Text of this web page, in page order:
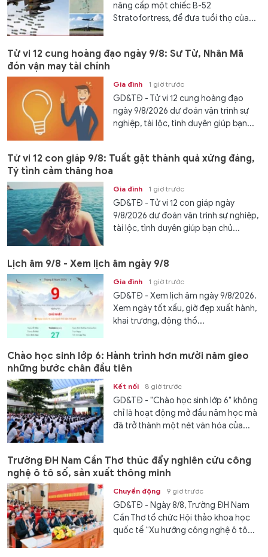
nâng cấp một chiếc B-52
Stratofortress, để đưa tuổi thọ của...
Tử vi 12 cung hoàng đạo ngày 9/8: Sư Tử, Nhân Mã
đón vận may tài chính
Gia đình 1 giờ trước
GD&TĐ - Tử vi 12 cung hoàng đạo
ngày 9/8/2026 dự đoán vận trình sự
nghiệp, tài lộc, tình duyên giúp bạn...
Tử vi 12 con giáp 9/8: Tuất gặt thành quả xứng đáng,
Tý tình cảm thăng hoa
Gia đình 1 giờ trước
GD&TĐ - Tử vi 12 con giáp ngày
9/8/2026 dự đoán vận trình sự nghiệp,
tài lộc, tình duyên giúp bạn chủ...
Lịch âm 9/8 - Xem lịch âm ngày 9/8
Gia đình 1 giờ trước
GD&TĐ - Xem lịch âm ngày 9/8/2026.
Xem ngày tốt xấu, giờ đẹp xuất hành,
khai trương, động thổ...
Chào học sinh lớp 6: Hành trình hơn mười năm gieo
những bước chân đầu tiên
Kết nối 8 giờ trước
GD&TĐ - "Chào học sinh lớp 6" không
chỉ là hoạt động mở đầu năm học mà
đã trở thành một nét văn hóa của...
Trường ĐH Nam Cần Thơ thúc đẩy nghiên cứu công
nghệ ô tô số, sản xuất thông minh
Chuyển động 9 giờ trước
GD&TĐ - Ngày 8/8, Trường ĐH Nam
Cần Thơ tổ chức Hội thảo khoa học
quốc tế “Xu hướng công nghệ ô tô...